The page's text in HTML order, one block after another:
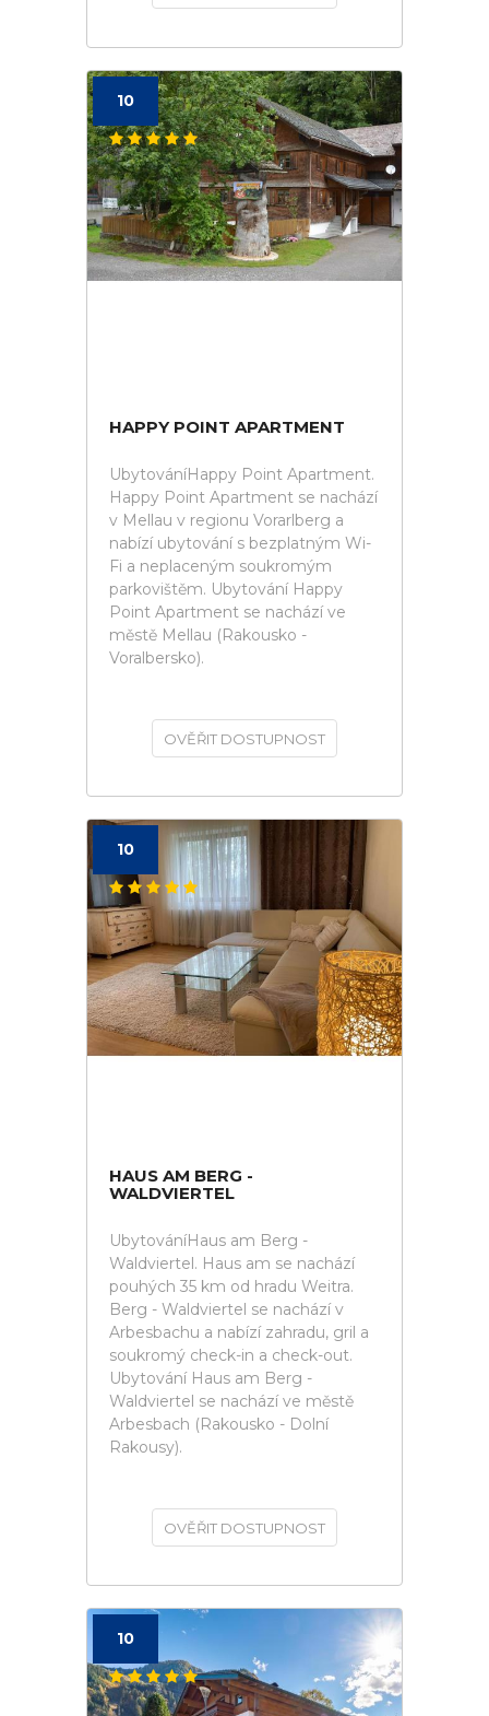
10
HAPPY POINT APARTMENT
UbytováníHappy Point Apartment.
Happy Point Apartment se nachází
v Mellau v regionu Vorarlberg a
nabízí ubytování s bezplatným Wi-
Fi a neplaceným soukromým
parkovištěm. Ubytování Happy
Point Apartment se nachází ve
městě Mellau (Rakousko -
Voralbersko).
OVĚŘIT DOSTUPNOST
10
HAUS AM BERG -
WALDVIERTEL
UbytováníHaus am Berg -
Waldviertel. Haus am se nachází
pouhých 35 km od hradu Weitra.
Berg - Waldviertel se nachází v
Arbesbachu a nabízí zahradu, gril a
soukromý check-in a check-out.
Ubytování Haus am Berg -
Waldviertel se nachází ve městě
Arbesbach (Rakousko - Dolní
Rakousy).
OVĚŘIT DOSTUPNOST
10